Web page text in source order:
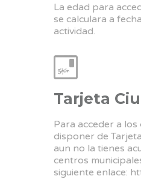
La edad para
se calculara a
actividad.
Tarjeta
Para acceder a
disponer de
aun no la tienes
centros
siguiente enlace: